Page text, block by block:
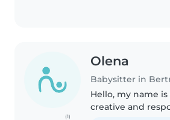
(1)
Olena
Babysitter in
Hello, my name is
creative and